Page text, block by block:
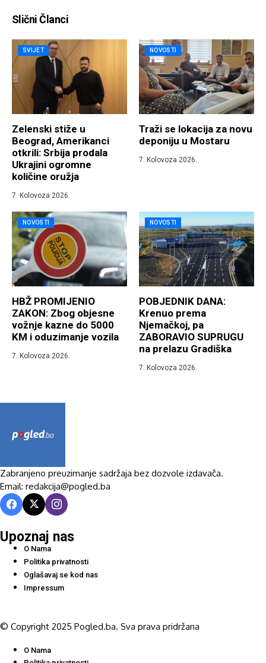
Slični Članci
SVIJET
Zelenski stiže u
Beograd, Amerikanci
otkrili: Srbija prodala
Ukrajini ogromne
količine oružja
7. Kolovoza 2026.
NOVOSTI
Traži se lokacija za novu
deponiju u Mostaru
7. Kolovoza 2026.
NOVOSTI
HBŽ PROMIJENIO
ZAKON: Zbog objesne
vožnje kazne do 5000
KM i oduzimanje vozila
7. Kolovoza 2026.
NOVOSTI
POBJEDNIK DANA:
Krenuo prema
Njemačkoj, pa
ZABORAVIO SUPRUGU
na prelazu Gradiška
7. Kolovoza 2026.
Zabranjeno preuzimanje sadržaja bez dozvole izdavača.
Email: redakcija@pogled.ba
Upoznaj nas
O Nama
Politika privatnosti
Oglašavaj se kod nas
Impressum
© Copyright 2025 Pogled.ba. Sva prava pridržana
O Nama